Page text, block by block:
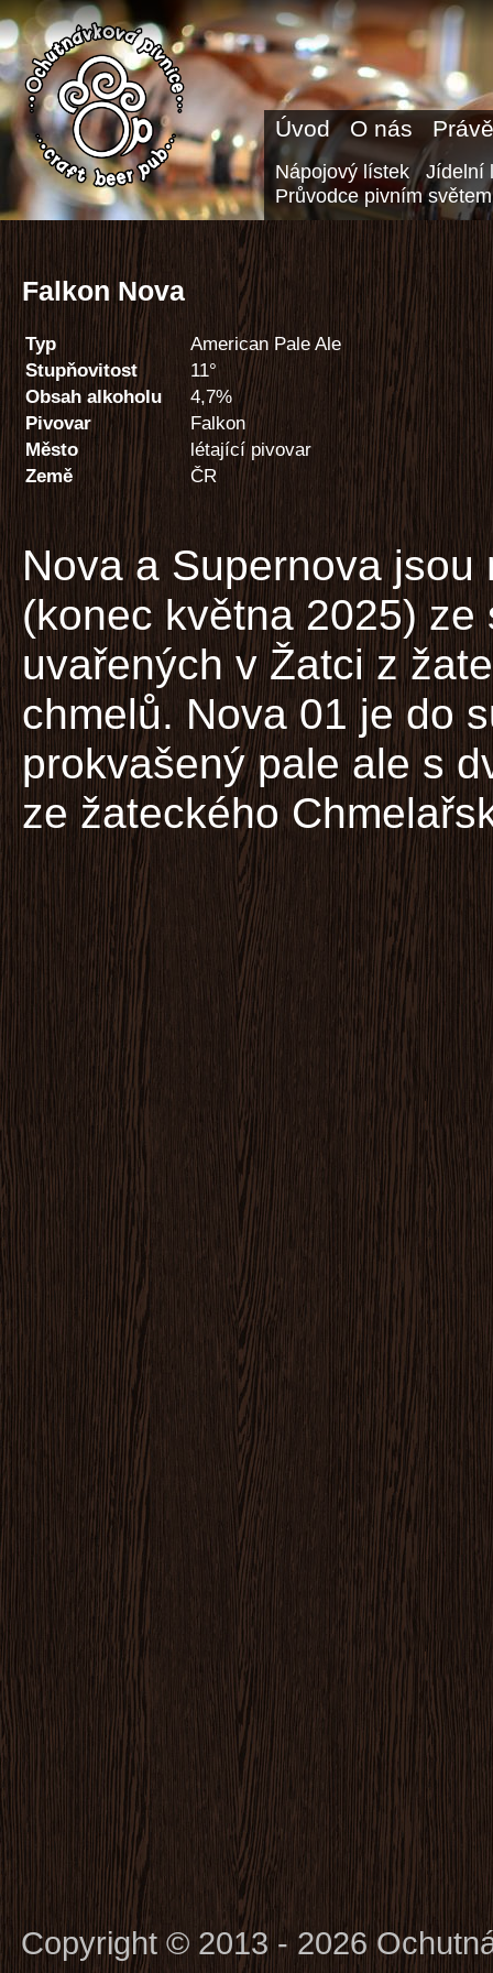
Úvod O nás
Nápojový lístek
Jídelní
Průvodce pivním světem
Falkon Nova
Typ
American Pale Ale
Stupňovitost
11°
Obsah alkoholu
4,7%
Pivovar
Falkon
Město
létající pivovar
Země
ČR
Nova a Supernova jsou
(konec května 2025) ze
uvařených v Žatci z
chmelů. Nova 01 je do
prokvašený pale ale s
ze žateckého
Copyright © 2013 - 2026